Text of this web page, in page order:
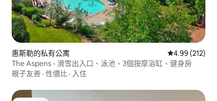
惠斯勒的私有公寓 從 212 則評價
4.99 (212)
The Aspens - 滑雪出入口、泳池、3個按摩浴缸、健身房
親子友善 · 性價比 · 入住